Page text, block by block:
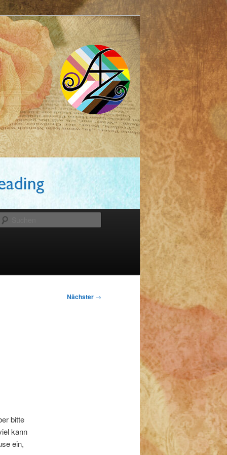
Nächster →
bitte
kann
ein,